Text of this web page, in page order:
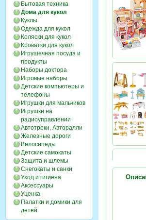
Бытовая техника
Дома для кукол
Куклы
Одежда для кукол
Коляски для кукол
Кроватки для кукол
Игрушечная посуда и
продукты
Наборы доктора
Игровые наборы
Детские компьютеры и
телефоны
Игрушки для мальчиков
Игрушки на
радиоуправлении
Автотреки, Авторалли
Железные дороги
Велосипеды
Детские самокаты
Защита и шлемы
Снегокаты и санки
Уход и гигиена
Аксессуары
Уценка
Палатки и домики для
детей